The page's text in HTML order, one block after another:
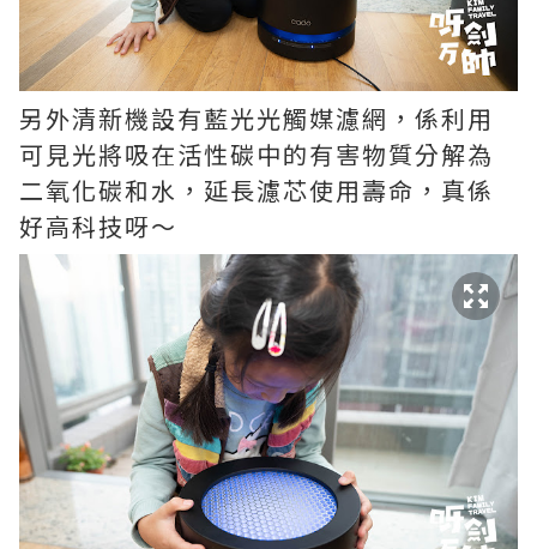
另外清新機設有藍光光觸媒濾網，係利用
可見光將吸在活性碳中的有害物質分解為
二氧化碳和水，延長濾芯使用壽命，真係
好高科技呀～